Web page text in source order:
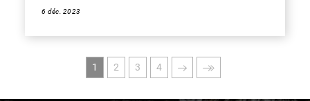
6 déc. 2023
Page
courante
1 Page
2 Page
3 Page
4
Page
suivante
Dernière
page